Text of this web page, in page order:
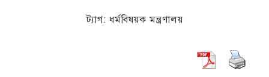
ট্যাগ: ধর্মবিষয়ক মন্ত্রণালয়